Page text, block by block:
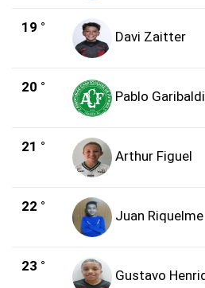
19 °
Davi Zaitter
20 °
Pablo Garibaldi
21 °
Arthur Figuel
22 °
Juan Riquelme
23 °
Gustavo